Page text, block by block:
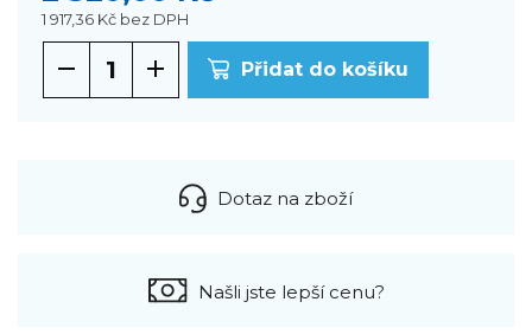
1 917,36 Kč bez DPH
Přidat do košíku
Dotaz na zboží
Našli jste lepší cenu?